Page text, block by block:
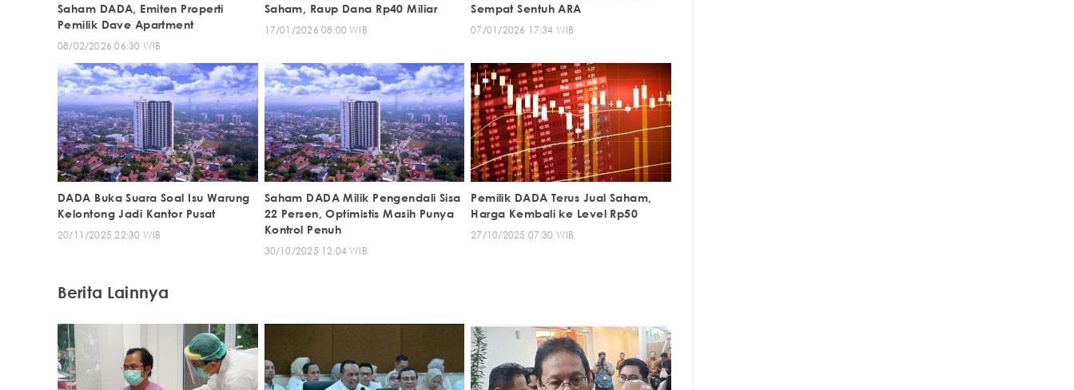
Saham DADA, Emiten Properti
Pemilik Dave Apartment
08/02/2026 06:30 WIB
Saham, Raup Dana Rp40 Miliar
17/01/2026 08:00 WIB
Sempat Sentuh ARA
07/01/2026 17:34 WIB
DADA Buka Suara Soal Isu Warung
Kelontong Jadi Kantor Pusat
20/11/2025 22:30 WIB
Saham DADA Milik Pengendali Sisa
22 Persen, Optimistis Masih Punya
Kontrol Penuh
30/10/2025 12:04 WIB
Pemilik DADA Terus Jual Saham,
Harga Kembali ke Level Rp50
27/10/2025 07:30 WIB
Berita Lainnya